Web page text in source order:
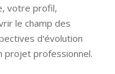
votre profil,
le champ des
d'évolution
projet professionnel.